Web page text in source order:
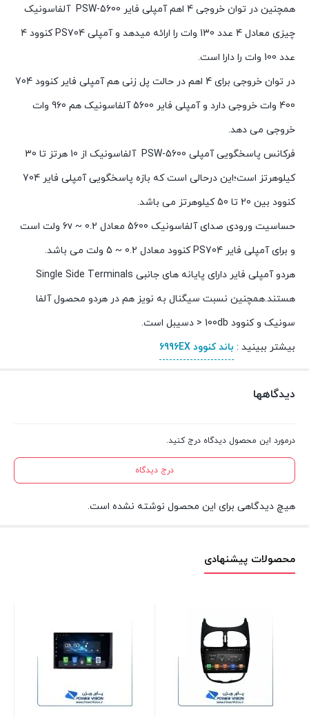
همچنین در توان خروجی 4 اهم آمپلی فایر PSW-5600 آلفاسونیک
چیزی معادل 4 عدد 130 وات را ارائه میدهد و آمپلی PS704 کنوود 4
عدد 100 وات را دارا است.
در توان خروجی برای 4 اهم در حالت پل زنی هم آمپلی فایر کنوود 704
400 وات خروجی دارد و آمپلی فایر 5600 آلفاسونیک هم 960 وات
خروجی می دهد.
فرکانس پاسخگویی آمپلی PSW-5600 آلفاسونیک از 10 هرتز تا 30
کیلوهرتز است؛این درحالی است که بازه پاسخگویی آمپلی فایر 704
کنوود بین 20 تا 50 کیلوهرتز می باشد.
حساسیت ورودی صدای آلفاسونیک 5600 معادل 0.2 ~ 6v ولت است
و برای آمپلی فایر PS704 کنوود معادل 0.2 ~ 5 ولت می باشد.
هردو آمپلی فایر دارای پایانه های جانبی Single Side Terminals
هستند.همچنین نسبت سیگنال به نویز هم در هردو محصول آلفا
سونیک و کنوود 100db < دسیبل است.
بیشتر ببینید : باند کنوود 6996EX
دیدگاهها
درمورد این محصول دیدگاه درج کنید.
درج دیدگاه
هیچ دیدگاهی برای این محصول نوشته نشده است.
محصولات پیشنهادی